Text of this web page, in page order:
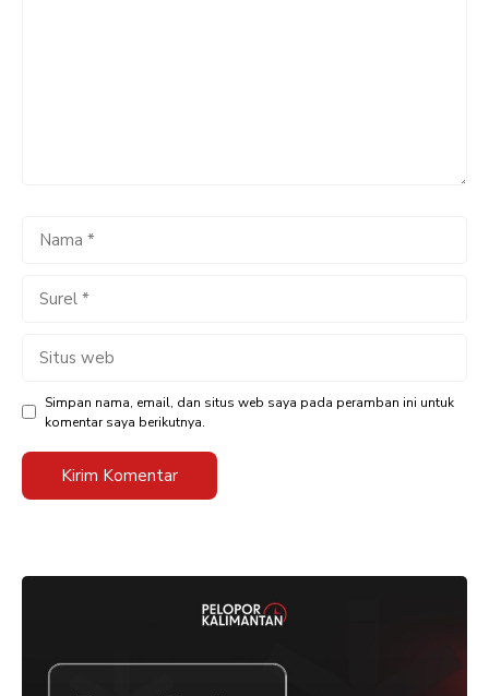
Simpan nama, email, dan situs web saya pada peramban ini untuk
komentar saya berikutnya.